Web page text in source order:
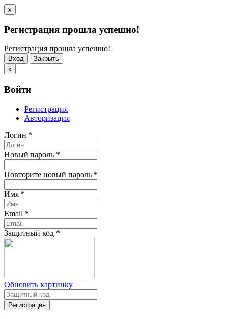
x
Регистрация прошла успешно!
Регистрация прошла успешно!
Вход
Закрыть
x
Войти
Регистрация
Авторизация
Логин *
Новый пароль *
Повторите новый пароль *
Имя *
Email *
Защитный код *
Обновить картинку